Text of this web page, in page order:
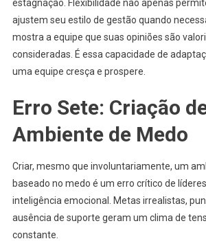
estagnação. Flexibilidade não apenas
ajustem seu estilo de gestão quando
mostra a equipe que suas opiniões são
consideradas. É essa capacidade de
uma equipe cresça e prospere.
Erro Sete: Criação
Ambiente de Medo
Criar, mesmo que involuntariamente, um
baseado no medo é um erro crítico de
inteligência emocional. Metas irrealistas,
ausência de suporte geram um clima de
constante.